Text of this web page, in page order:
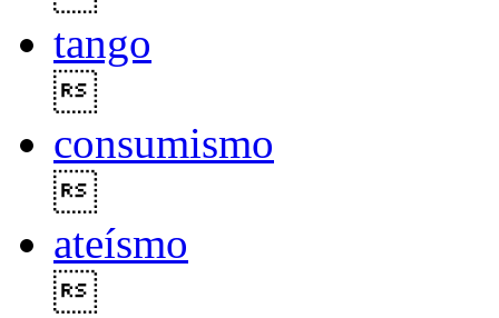
tango
consumismo
ateísmo